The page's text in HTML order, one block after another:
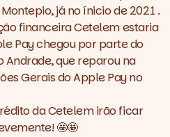
Montepio, já no ínicio de 2021 .
financeira Cetelem estaria
Pay chegou por parte do
Andrade, que reparou na
Gerais do Apple Pay no
da Cetelem irão ficar
🤩🤩